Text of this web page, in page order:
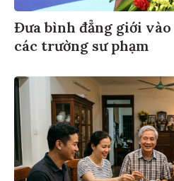
Đưa bình đẳng giới
các trường sư phạm